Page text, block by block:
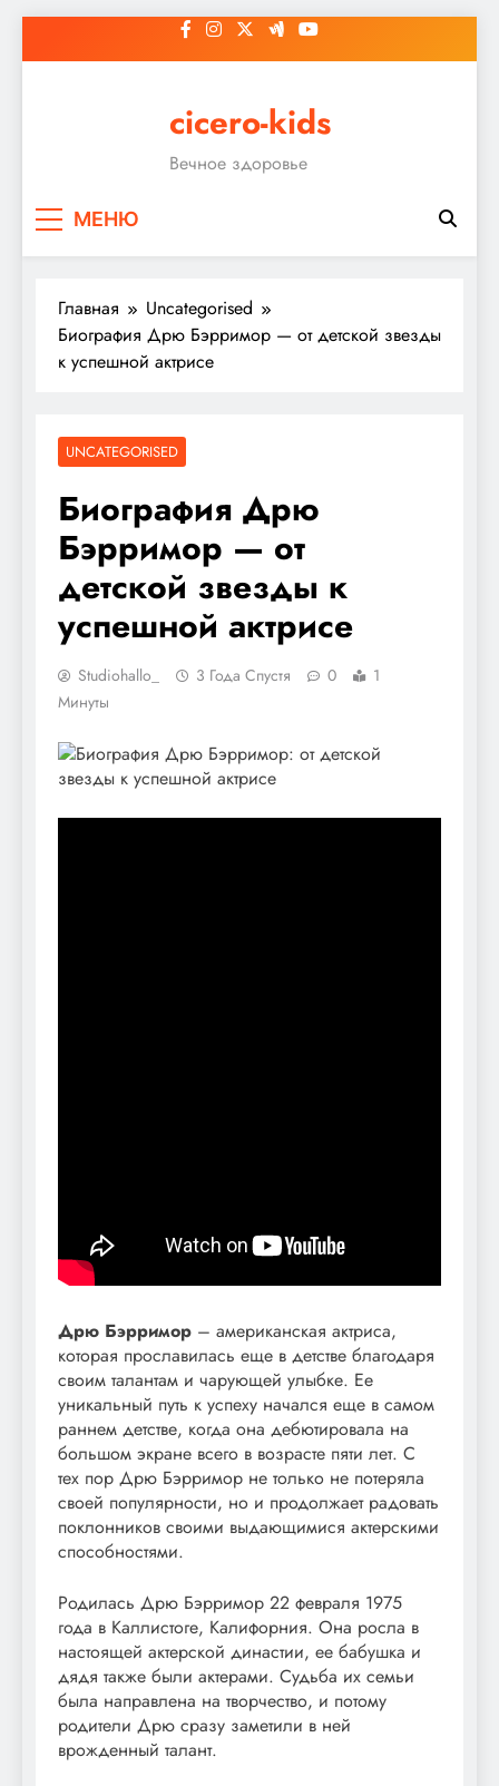
к
cicero-kids
Вечное здоровье
МЕНЮ
Главная
Uncategorised
Биография Дрю Бэрримор — от детской звезды
к успешной актрисе
UNCATEGORISED
Биография Дрю
Бэрримор — от
детской звезды к
успешной актрисе
Studiohallo_ 3 Года Спустя 0
1
Минуты
Дрю Бэрримор – американская актриса,
которая прославилась еще в детстве благодаря
своим талантам и чарующей улыбке. Ее
уникальный путь к успеху начался еще в самом
раннем детстве, когда она дебютировала на
большом экране всего в возрасте пяти лет. С
тех пор Дрю Бэрримор не только не потеряла
своей популярности, но и продолжает радовать
поклонников своими выдающимися актерскими
способностями.
Родилась Дрю Бэрримор 22 февраля 1975
года в Каллистоге, Калифорния. Она росла в
настоящей актерской династии, ее бабушка и
дядя также были актерами. Судьба их семьи
была направлена на творчество, и потому
родители Дрю сразу заметили в ней
врожденный талант.